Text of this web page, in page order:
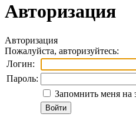
Авторизация
Авторизация
Пожалуйста, авторизуйтесь:
Логин:
Пароль:
Запомнить меня на